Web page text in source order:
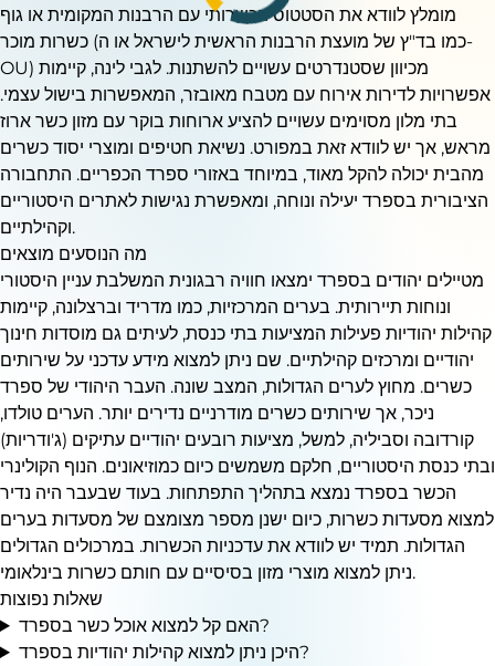
מומלץ לוודא את הסטטוס הכשרותי עם הרבנות המקומית או גוף
כשרות מוכר (כמו בד"ץ של מועצת הרבנות הראשית לישראל או ה-
OU) מכיוון שסטנדרטים עשויים להשתנות. לגבי לינה, קיימות
אפשרויות לדירות אירוח עם מטבח מאובזר, המאפשרות בישול עצמי.
בתי מלון מסוימים עשויים להציע ארוחות בוקר עם מזון כשר ארוז
מראש, אך יש לוודא זאת במפורט. נשיאת חטיפים ומוצרי יסוד כשרים
מהבית יכולה להקל מאוד, במיוחד באזורי ספרד הכפריים. התחבורה
הציבורית בספרד יעילה ונוחה, ומאפשרת נגישות לאתרים היסטוריים
וקהילתיים.
מה הנוסעים מוצאים
מטיילים יהודים בספרד ימצאו חוויה רבגונית המשלבת עניין היסטורי
ונוחות תיירותית. בערים המרכזיות, כמו מדריד וברצלונה, קיימות
קהילות יהודיות פעילות המציעות בתי כנסת, לעיתים גם מוסדות חינוך
יהודיים ומרכזים קהילתיים. שם ניתן למצוא מידע עדכני על שירותים
כשרים. מחוץ לערים הגדולות, המצב שונה. העבר היהודי של ספרד
ניכר, אך שירותים כשרים מודרניים נדירים יותר. הערים טולדו,
קורדובה וסביליה, למשל, מציעות רובעים יהודיים עתיקים (ג'ודריות)
ובתי כנסת היסטוריים, חלקם משמשים כיום כמוזיאונים. הנוף הקולינרי
הכשר בספרד נמצא בתהליך התפתחות. בעוד שבעבר היה נדיר
למצוא מסעדות כשרות, כיום ישנן מספר מצומצם של מסעדות בערים
הגדולות. תמיד יש לוודא את עדכניות הכשרות. במרכולים הגדולים
ניתן למצוא מוצרי מזון בסיסיים עם חותם כשרות בינלאומי.
שאלות נפוצות
האם קל למצוא אוכל כשר בספרד?
היכן ניתן למצוא קהילות יהודיות בספרד?